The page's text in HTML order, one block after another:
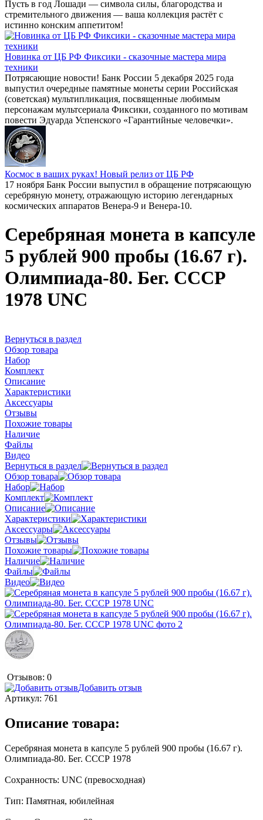
Пусть в год Лошади — символа силы, благородства и
стремительного движения — ваша коллекция растёт с
истинно конским аппетитом!
Новинка от ЦБ РФ Фиксики - сказочные мастера мира
техники
Потрясающие новости! Банк России 5 декабря 2025 года
выпустил очередные памятные монеты серии Российская
(советская) мультипликация, посвященные любимым
персонажам мультсериала Фиксики, созданного по мотивам
повести Эдуарда Успенского «Гарантийные человечки».
Космос в ваших руках! Новый релиз от ЦБ РФ
17 ноября Банк России выпустил в обращение потрясающую
серебряную монету, отражающую историю легендарных
космических аппаратов Венера-9 и Венера-10.
Серебряная монета в капсуле
5 рублей 900 пробы (16.67 г).
Олимпиада-80. Бег. СССР
1978 UNC
Вернуться в раздел
Обзор товара
Набор
Комплект
Описание
Характеристики
Аксессуары
Отзывы
Похожие товары
Наличие
Файлы
Видео
Вернуться в раздел
Обзор товара
Набор
Комплект
Описание
Характеристики
Аксессуары
Отзывы
Похожие товары
Наличие
Файлы
Видео
Отзывов: 0
Добавить отзыв
Артикул: 761
Описание товара:
Серебряная монета в капсуле 5 рублей 900 пробы (16.67 г).
Олимпиада-80. Бег. СССР 1978
Сохранность: UNC (превосходная)
Тип: Памятная, юбилейная